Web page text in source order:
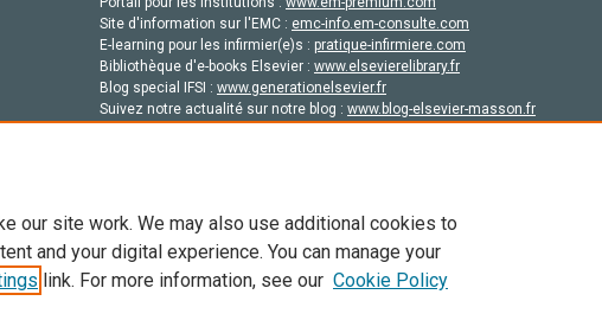
Site d'information sur l'EMC : emc-info.em-consulte.com
E-learning pour les infirmier(e)s : pratique-infirmiere.com
Bibliothèque d'e-books Elsevier : www.elsevierelibrary.fr
Blog special IFSI : www.generationelsevier.fr
Suivez notre actualité sur notre blog : www.blog-elsevier-masson.fr
2026 Elsevier, ses concédants de licence et ses contributeurs. Tout les droits sont réservés,
technologies similaires. Pour tout contenu en libre accès, les conditions de licence
our site work. We may also use additional cookies to
and your digital experience. You can manage your
link. For more information, see our Cookie Policy